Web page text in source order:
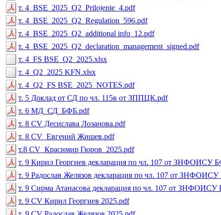
т. 4_BSE_2025_Q2_Prilojenie_4.pdf
т. 4_BSE_2025_Q2_Regulation_596.pdf
т. 4_BSE_2025_Q2_additional info_12.pdf
т. 4_BSE_2025_Q2_declaration_management_signed.pdf
т. 4_FS BSE_Q2_2025.xlsx
т. 4_Q2_2025 KFN.xlsx
т. 4_Q2_FS BSE_2025_NOTES.pdf
т. 5 Доклад от СД по чл. 115в от ЗППЦК.pdf
т. 6 МД_СД_БФБ.pdf
т. 8 CV Десислава Лозанова.pdf
т. 8 CV_Евгений Жишев.pdf
т.8 CV_Красимир Гюров_2025.pdf
т. 9 Кирил Георгиев декларация по чл. 107 от ЗНФОИСУ
т. 9 Радослав Желязов декларация по чл. 107 от
т. 9 Сирма Атанасова декларация по чл. 107 от
т. 9 CV Кирил Георгиев 2025.pdf